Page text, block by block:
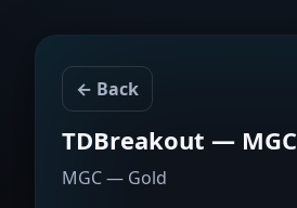
← Back
TDBreakout — MGC
MGC — Gold